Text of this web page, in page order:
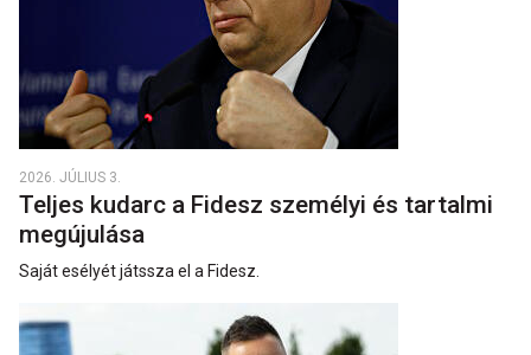
2026. JÚLIUS 3.
Teljes kudarc a Fidesz személyi és tartalmi
megújulása
Saját esélyét játssza el a Fidesz.